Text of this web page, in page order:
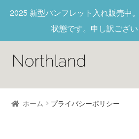
2025 新型パンフレット入れ販売中
状態です。申し訳ござい
Home
ホーム プライバシーポリシー